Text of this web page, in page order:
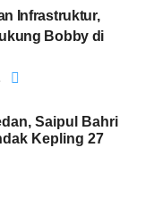
Infrastruktur,
Bobby di
Saipul Bahri
Kepling 27